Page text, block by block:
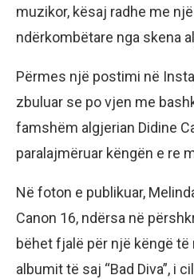
muzikor, kësaj radhe me
ndërkombëtare nga skena
Përmes një postimi në
zbuluar se po vjen me
famshëm algjerian Didine
paralajmëruar këngën e re
Në foton e publikuar,
Canon 16, ndërsa në
bëhet fjalë për një këngë
albumit të saj “Bad Diva”, i